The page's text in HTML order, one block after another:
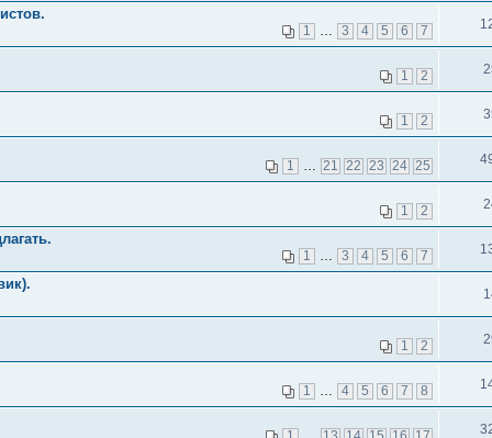
1 … 3 4 5 6 7
1 2
1 2
1 … 21 22 23 24 25
1 2
1 … 3 4 5 6 7
1 2
1 … 4 5 6 7 8